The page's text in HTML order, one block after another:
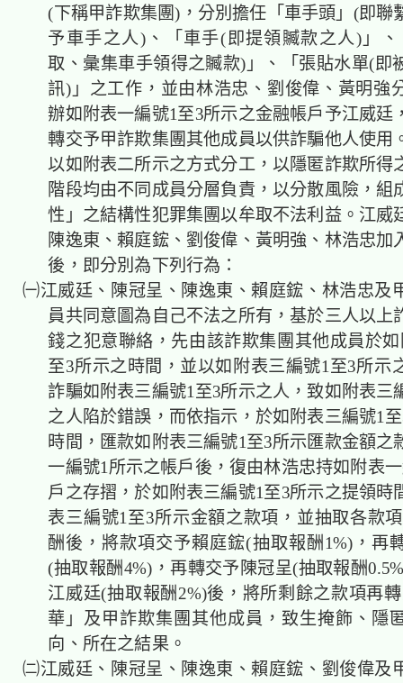
(下稱甲詐欺集團)，分別擔任「車手頭」(即聯
予車手之人)、「車手(即提領贓款之人)」
取、彙集車手領得之贓款)」、「張貼水單(即
訊)」之工作，並由林浩忠、劉俊偉、黃明強
辦如附表一編號1至3所示之金融帳戶予江威廷
轉交予甲詐欺集團其他成員以供詐騙他人使用
以如附表二所示之方式分工，以隱匿詐欺所得
階段均由不同成員分層負責，以分散風險，組
性」之結構性犯罪集團以牟取不法利益。江威
陳逸東、賴庭鋐、劉俊偉、黃明強、林浩忠加
後，即分別為下列行為：
㈠江威廷、陳冠呈、陳逸東、賴庭鋐、林浩忠及
員共同意圖為自己不法之所有，基於三人以上
錢之犯意聯絡，先由該詐欺集團其他成員於
至3所示之時間，並以如附表三編號1至3所示
詐騙如附表三編號1至3所示之人，致如附表三
之人陷於錯誤，而依指示，於如附表三編號1
時間，匯款如附表三編號1至3所示匯款金額之
一編號1所示之帳戶後，復由林浩忠持如附表
戶之存摺，於如附表三編號1至3所示之提領時
表三編號1至3所示金額之款項，並抽取各款
酬後，將款項交予賴庭鋐(抽取報酬1%)，再
(抽取報酬4%)，再轉交予陳冠呈(抽取報酬
江威廷(抽取報酬2%)後，將所剩餘之款項再
華」及甲詐欺集團其他成員，致生掩飾、隱
向、所在之結果。
㈡江威廷、陳冠呈、陳逸東、賴庭鋐、劉俊偉及